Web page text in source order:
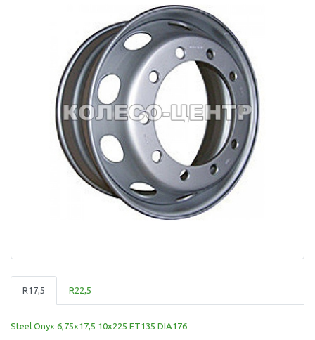
R17,5 R22,5
Steel Onyx 6,75x17,5 10x225 ET135 DIA176